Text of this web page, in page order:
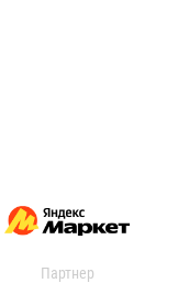
Партнер